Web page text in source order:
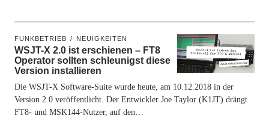
FUNKBETRIEB NEUIGKEITEN
WSJT-X 2.0 ist erschienen – FT8
Operator sollten schleunigst diese
Version installieren
Die WSJT-X Software-Suite wurde heute, am 10.12.2018 in der
Version 2.0 veröffentlicht. Der Entwickler Joe Taylor (K1JT) drängt
FT8- und MSK144-Nutzer, auf den…